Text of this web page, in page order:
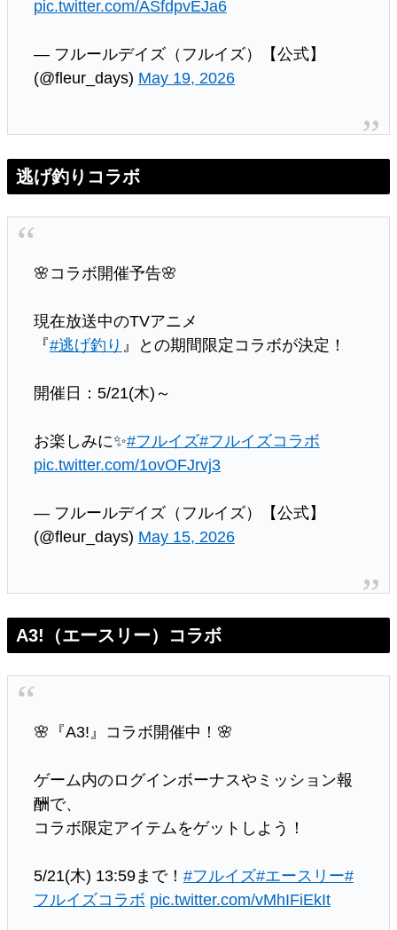
pic.twitter.com/ASfdpvEJa6
— フルールデイズ（フルイズ）【公式】
(@fleur_days) May 19, 2026
逃げ釣りコラボ
🌸コラボ開催予告🌸
現在放送中のTVアニメ
『#逃げ釣り 』との期間限定コラボが決定！
開催日：5/21(木)～
お楽しみに✨#フルイズ#フルイズコラボ
pic.twitter.com/1ovOFJrvj3
— フルールデイズ（フルイズ）【公式】
(@fleur_days) May 15, 2026
A3!（エースリー）コラボ
🌸『A3!』コラボ開催中！🌸
ゲーム内のログインボーナスやミッション報
酬で、
コラボ限定アイテムをゲットしよう！
5/21(木) 13:59まで！ #フルイズ#エースリー#
フルイズコラボ pic.twitter.com/vMhIFiEkIt